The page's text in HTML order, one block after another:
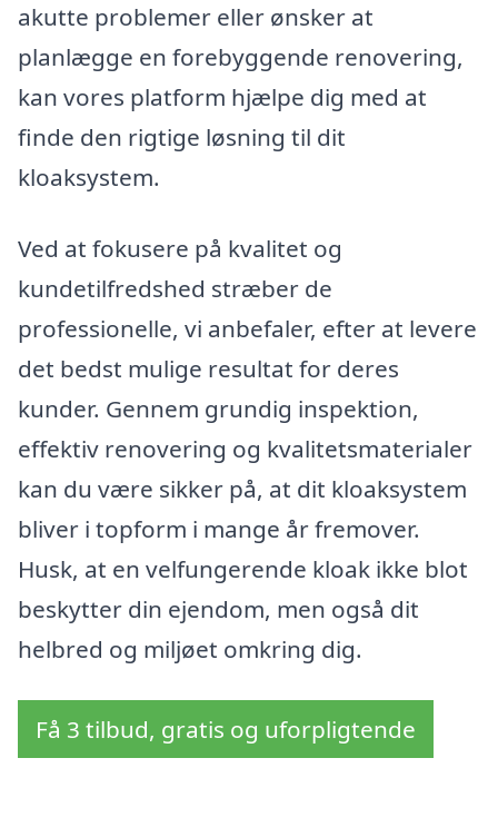
akutte problemer eller ønsker at
planlægge en forebyggende renovering,
kan vores platform hjælpe dig med at
finde den rigtige løsning til dit
kloaksystem.
Ved at fokusere på kvalitet og
kundetilfredshed stræber de
professionelle, vi anbefaler, efter at levere
det bedst mulige resultat for deres
kunder. Gennem grundig inspektion,
effektiv renovering og kvalitetsmaterialer
kan du være sikker på, at dit kloaksystem
bliver i topform i mange år fremover.
Husk, at en velfungerende kloak ikke blot
beskytter din ejendom, men også dit
helbred og miljøet omkring dig.
Få 3 tilbud, gratis og uforpligtende